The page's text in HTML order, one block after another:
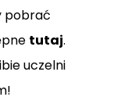
pobrać
tutaj.
uczelni